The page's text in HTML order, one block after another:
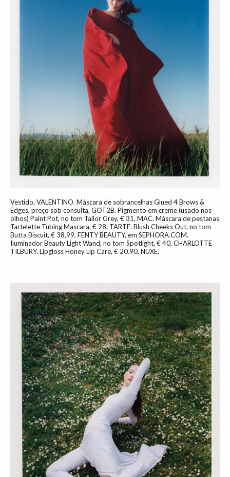
Vestido, VALENTINO. Máscara de sobrancelhas Glued 4 Brows &
Edges, preço sob consulta, GOT2B. Pigmento em creme (usado nos
olhos) Paint Pot, no tom Tailor Grey, € 31, MAC. Máscara de pestanas
Tartelette Tubing Mascara, € 28, TARTE. Blush Cheeks Out, no tom
Butta Biscuit, € 38,99, FENTY BEAUTY, em SEPHORA.COM.
Iluminador Beauty Light Wand, no tom Spotlight, € 40, CHARLOTTE
TILBURY. Lipgloss Honey Lip Care, € 20.90, NUXE.